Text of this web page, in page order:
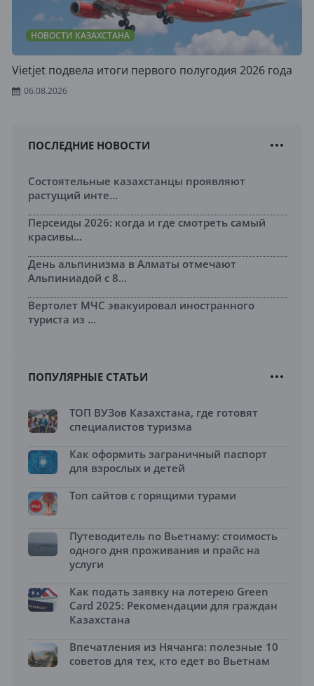
НОВОСТИ КАЗАХСТАНА
Vietjet подвела итоги первого полугодия 2026 года
06.08.2026
ПОСЛЕДНИЕ НОВОСТИ
Состоятельные казахстанцы проявляют
растущий инте...
Персеиды 2026: когда и где смотреть самый
красивы...
День альпинизма в Алматы отмечают
Альпиниадой с 8...
Вертолет МЧС эвакуировал иностранного
туриста из ...
ПОПУЛЯРНЫЕ СТАТЬИ
ТОП ВУЗов Казахстана, где готовят
специалистов туризма
Как оформить заграничный паспорт
для взрослых и детей
Топ сайтов с горящими турами
Путеводитель по Вьетнаму: стоимость
одного дня проживания и прайс на
услуги
Как подать заявку на лотерею Green
Card 2025: Рекомендации для граждан
Казахстана
Впечатления из Нячанга: полезные 10
советов для тех, кто едет во Вьетнам